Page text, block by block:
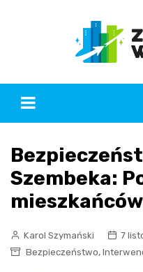
Szembeka:
mieszkańców
Karol Szymański
7
Bezpieczeństwo,